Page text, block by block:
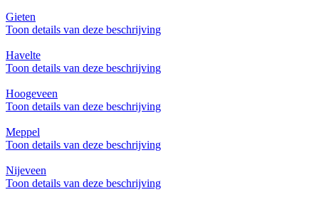
Gieten
Toon details van deze beschrijving
Havelte
Toon details van deze beschrijving
Hoogeveen
Toon details van deze beschrijving
Meppel
Toon details van deze beschrijving
Nijeveen
Toon details van deze beschrijving